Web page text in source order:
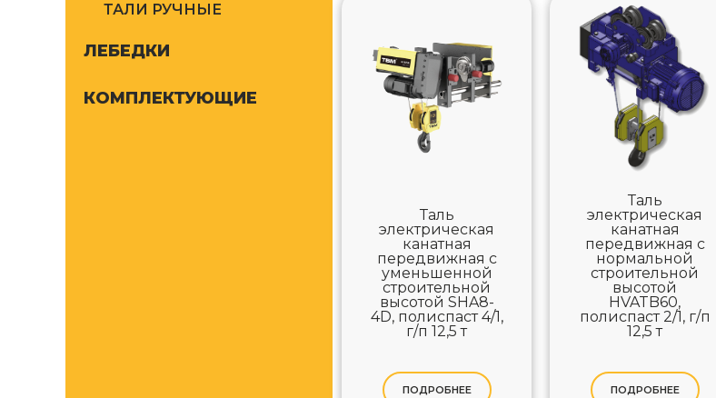
ТАЛИ РУЧНЫЕ
ЛЕБЕДКИ
КОМПЛЕКТУЮЩИЕ
Таль
электрическая
канатная
передвижная с
уменьшенной
строительной
высотой SHA8-
4D, полиспаст 4/1,
г/п 12,5 т
ПОДРОБНЕЕ
Таль
электрическая
канатная
передвижная с
нормальной
строительной
высотой
HVATB60,
полиспаст 2/1, г/п
12,5 т
ПОДРОБНЕЕ